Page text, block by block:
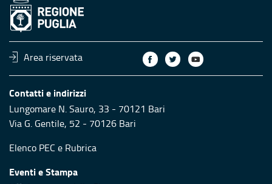
Area riservata
Contatti e indirizzi
Lungomare N. Sauro, 33 - 70121 Bari
Via G. Gentile, 52 - 70126 Bari
Elenco PEC e Rubrica
Eventi e Stampa